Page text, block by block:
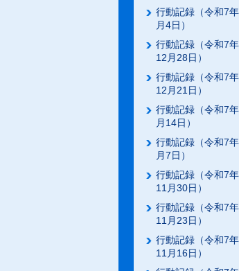
行動記録（令和7
月4日）
行動記録（令和7
12月28日）
行動記録（令和7
12月21日）
行動記録（令和7
月14日）
行動記録（令和7
月7日）
行動記録（令和7
11月30日）
行動記録（令和7
11月23日）
行動記録（令和7
11月16日）